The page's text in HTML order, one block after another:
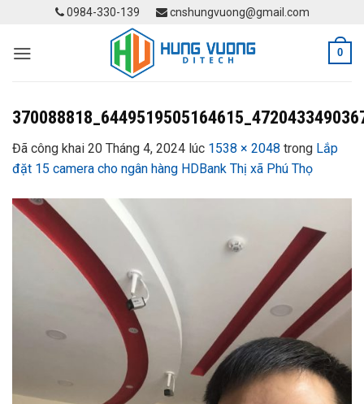
content
0984-330-139 cnshungvuong@gmail.com
0
Đã công khai 20 Tháng 4, 2024 lúc 1538 × 2048 trong Lắp
đặt 15 camera cho ngân hàng HDBank Thị xã Phú Thọ